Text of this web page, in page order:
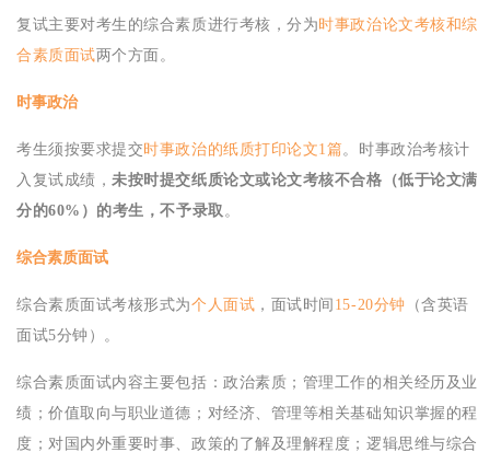
复试主要对考生的综合素质进行考核，分为 时事政治论文考核和综
合素质面试两个方面。
时事政治
考生须按要求提交 时事政治的纸质打印论文1篇 。时事政治考核计
入复试成绩，未按时提交纸质论文或论文考核不合格（低于论文满
分的60%）的考生，不予录取 。
综合素质面试
综合素质面试考核形式为个人面试 ，面试时间 15-20分钟
（含英语
面试5分钟）。
综合素质面试内容主要包括：政治素质；管理工作的相关经历及业
绩；价值取向与职业道德；对经济、管理等相关基础知识掌握的程
度；对国内外重要时事、政策的了解及理解程度；逻辑思维与综合